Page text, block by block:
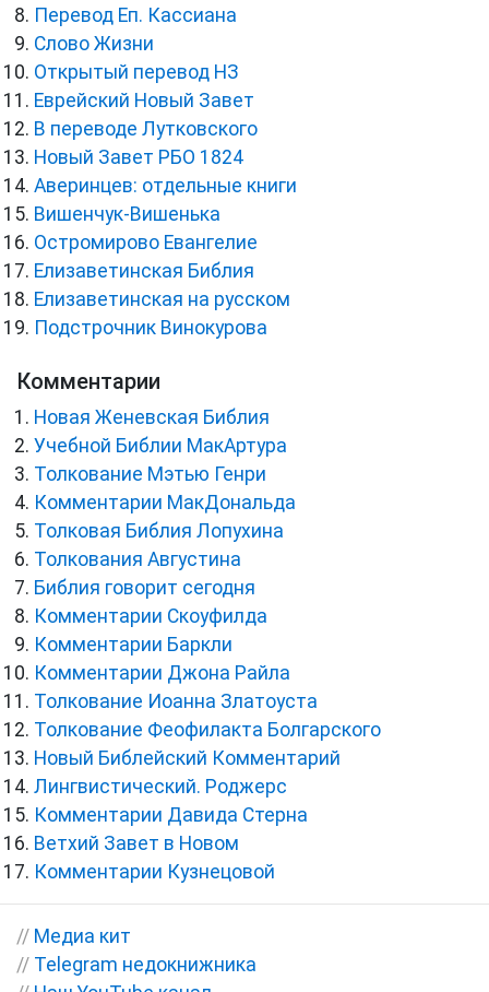
Перевод Еп. Кассиана
Слово Жизни
Открытый перевод НЗ
Еврейский Новый Завет
В переводе Лутковского
Новый Завет РБО 1824
Аверинцев: отдельные книги
Вишенчук-Вишенька
Остромирово Евангелие
Елизаветинская Библия
Елизаветинская на русском
Подстрочник Винокурова
Комментарии
Новая Женевская Библия
Учебной Библии МакАртура
Толкование Мэтью Генри
Комментарии МакДональда
Толковая Библия Лопухина
Толкования Августина
Библия говорит сегодня
Комментарии Скоуфилда
Комментарии Баркли
Комментарии Джона Райла
Толкование Иоанна Златоуста
Толкование Феофилакта Болгарского
Новый Библейский Комментарий
Лингвистический. Роджерс
Комментарии Давида Стерна
Ветхий Завет в Новом
Комментарии Кузнецовой
// Медиа кит
// Telegram недокнижника